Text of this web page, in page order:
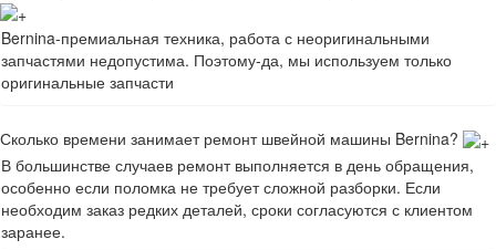
Bernina-премиальная техника, работа с неоригинальными
запчастями недопустима. Поэтому-да, мы используем только
оригинальные запчасти
Сколько времени занимает ремонт швейной машины Bernina?
В большинстве случаев ремонт выполняется в день обращения,
особенно если поломка не требует сложной разборки. Если
необходим заказ редких деталей, сроки согласуются с клиентом
заранее.